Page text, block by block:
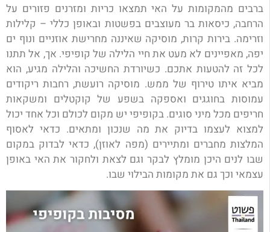
ברבים מהמקומות על האי תמצאו כריות ומזרנים פזורים על
הרחבה, כיסאות בר מעוצבים בפשטות ובאופן כללי – קלילות
וזרימה. בירות קרות, מוסיקה שאיננה מחרישת אוזניים ונוף ים
יפה, מאפיינים לא מעט את חיי הלילה של קופיפי. אך, אל תתנו
לכל זה להטעות אתכם. כשיורדת החשיכה והלילה מגיע, הוא
מביא איתו טירוף של ממש. מוסיקה רועשת, רחבות ריקודים
עמוסות בחוגגים ואספקה בשפע של קוקטלים ומשקאות
חריפים מכל מיני סוגים. בקופיפי יש מקום לכולם וכל אחד יכול
למצוא לעצמו בדיוק את מה שנכון ומתאים. כדאי לאסוף
המלצות מחברים ומתיירים (מפה לאוזן), כדאי לבדוק במקום
שבו לנים היכן מומלץ לבקר וגם לצאת ולחקור את האי באופן
עצמאי וכך גם את מקומות הבילוי שבו.